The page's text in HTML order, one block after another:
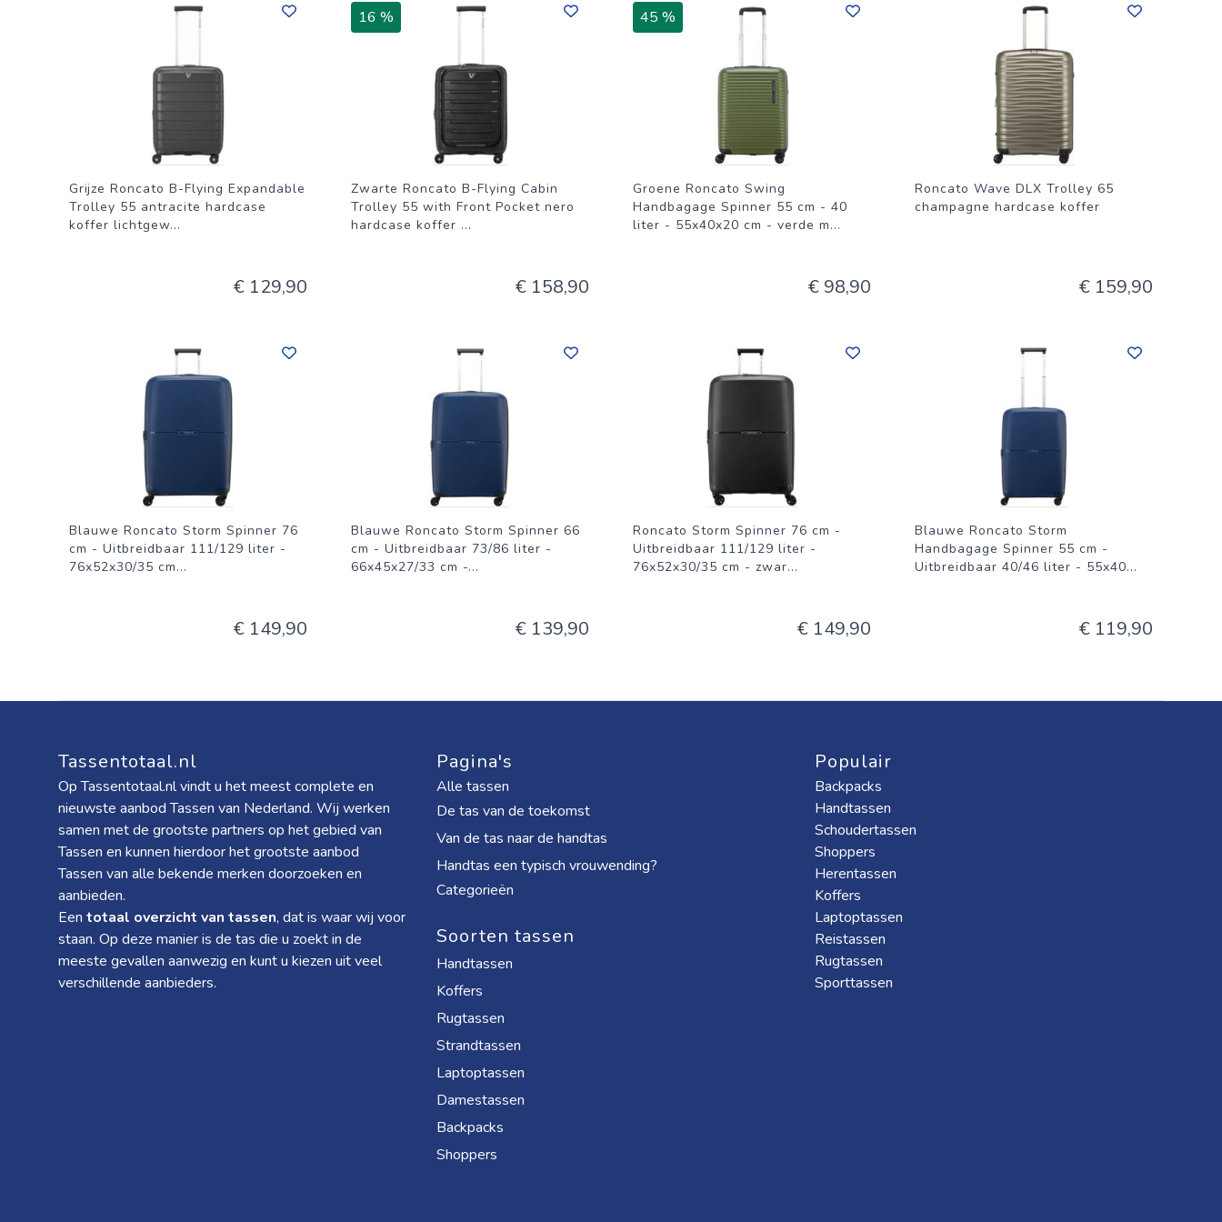
een mild schoonmaakmiddel gebruiken, maar vermijd agressieve chemicaliën of schuursponsjes om de kleur en het oppervlak niet
te beschadigen. Om de wielen soepel te laten draaien, is het verstandig om deze regelmatig vrij te maken van opgehoopt vuil of
Grijze Roncato B-Flying Expandable
Trolley 55 antracite hardcase
koffer lichtgew...
€ 129,90
16 %
Zwarte Roncato B-Flying Cabin
Trolley 55 with Front Pocket nero
hardcase koffer ...
€ 158,90
45 %
Groene Roncato Swing
Handbagage Spinner 55 cm - 40
liter - 55x40x20 cm - verde m...
€ 98,90
Roncato Wave DLX Trolley 65
champagne hardcase koffer
€ 159,90
Blauwe Roncato Storm Spinner 76
cm - Uitbreidbaar 111/129 liter -
76x52x30/35 cm...
€ 149,90
Blauwe Roncato Storm Spinner 66
cm - Uitbreidbaar 73/86 liter -
66x45x27/33 cm -...
€ 139,90
Roncato Storm Spinner 76 cm -
Uitbreidbaar 111/129 liter -
76x52x30/35 cm - zwar...
€ 149,90
Blauwe Roncato Storm
Handbagage Spinner 55 cm -
Uitbreidbaar 40/46 liter - 55x40...
€ 119,90
Tassentotaal.nl
Op Tassentotaal.nl vindt u het meest complete en
nieuwste aanbod Tassen van Nederland. Wij werken
samen met de grootste partners op het gebied van
Tassen en kunnen hierdoor het grootste aanbod
Tassen van alle bekende merken doorzoeken en
aanbieden.
Een totaal overzicht van tassen, dat is waar wij voor
staan. Op deze manier is de tas die u zoekt in de
meeste gevallen aanwezig en kunt u kiezen uit veel
verschillende aanbieders.
Pagina's
Alle tassen
De tas van de toekomst
Van de tas naar de handtas
Handtas een typisch vrouwending?
Categorieën
Soorten tassen
Handtassen
Koffers
Rugtassen
Strandtassen
Laptoptassen
Damestassen
Backpacks
Shoppers
Populair
Backpacks
Handtassen
Schoudertassen
Shoppers
Herentassen
Koffers
Laptoptassen
Reistassen
Rugtassen
Sporttassen